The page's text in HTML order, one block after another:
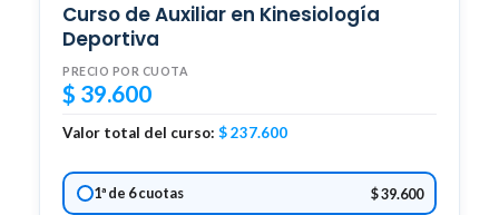
Curso de Auxiliar en Kinesiología
Deportiva
PRECIO POR CUOTA
$ 39.600
Valor total del curso: $237.600
1ª de 6 cuotas $ 39.600